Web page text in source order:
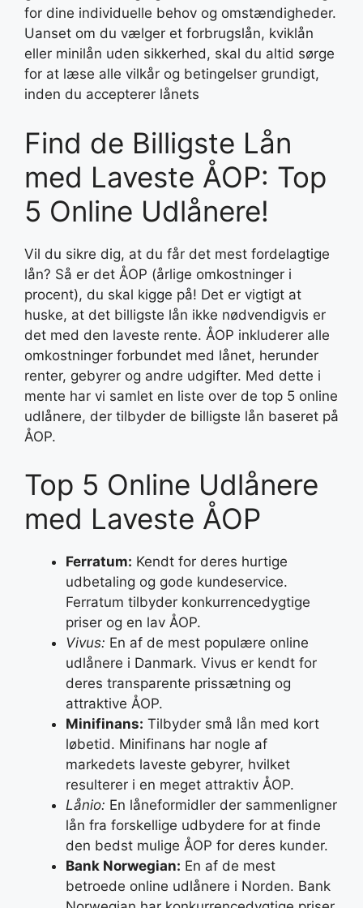
for dine individuelle behov og omstændigheder.
Uanset om du vælger et forbrugslån, kviklån
eller minilån uden sikkerhed, skal du altid sørge
for at læse alle vilkår og betingelser grundigt,
inden du accepterer lånets
Find de Billigste Lån
med Laveste ÅOP: Top
5 Online Udlånere!
Vil du sikre dig, at du får det mest fordelagtige
lån? Så er det ÅOP (årlige omkostninger i
procent), du skal kigge på! Det er vigtigt at
huske, at det billigste lån ikke nødvendigvis er
det med den laveste rente. ÅOP inkluderer alle
omkostninger forbundet med lånet, herunder
renter, gebyrer og andre udgifter. Med dette i
mente har vi samlet en liste over de top 5 online
udlånere, der tilbyder de billigste lån baseret på
ÅOP.
Top 5 Online Udlånere
med Laveste ÅOP
Ferratum: Kendt for deres hurtige
udbetaling og gode kundeservice.
Ferratum tilbyder konkurrencedygtige
priser og en lav ÅOP.
Vivus: En af de mest populære online
udlånere i Danmark. Vivus er kendt for
deres transparente prissætning og
attraktive ÅOP.
Minifinans: Tilbyder små lån med kort
løbetid. Minifinans har nogle af
markedets laveste gebyrer, hvilket
resulterer i en meget attraktiv ÅOP.
Lånio: En låneformidler der sammenligner
lån fra forskellige udbydere for at finde
den bedst mulige ÅOP for deres kunder.
Bank Norwegian: En af de mest
betroede online udlånere i Norden. Bank